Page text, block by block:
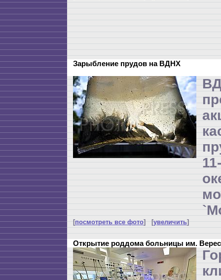
Зарыбление прудов на ВДНХ
[посмотреть все фото] [увеличить]
Открытие роддома больницы им.